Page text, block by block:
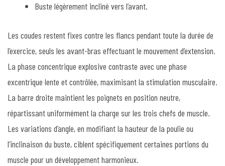
Buste légèrement incliné vers l’avant.
Les coudes restent fixes contre les flancs pendant toute la durée de
l’exercice, seuls les avant-bras effectuant le mouvement d’extension.
La phase concentrique explosive contraste avec une phase
excentrique lente et contrôlée, maximisant la stimulation musculaire.
La barre droite maintient les poignets en position neutre,
répartissant uniformément la charge sur les trois chefs de muscle.
Les variations d’angle, en modifiant la hauteur de la poulie ou
l’inclinaison du buste, ciblent spécifiquement certaines portions du
muscle pour un développement harmonieux.